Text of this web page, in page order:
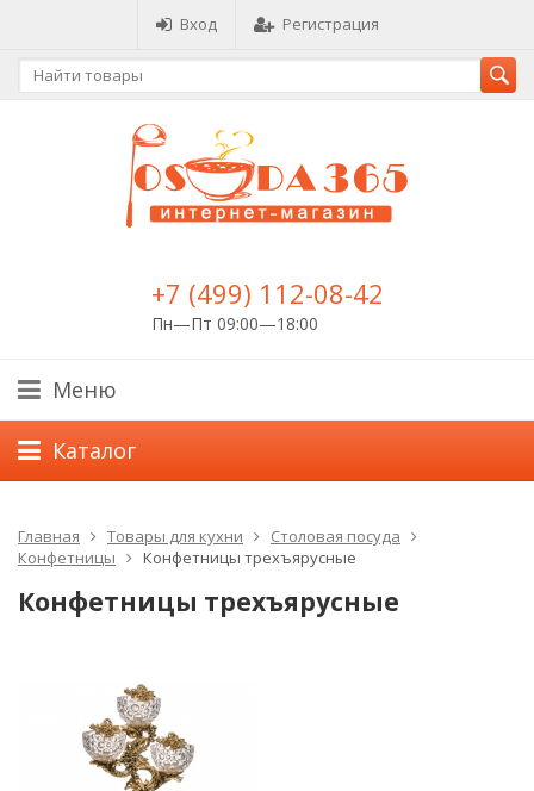
Вход Регистрация
+7 (499) 112-08-42
Пн—Пт 09:00—18:00
Меню
Каталог
Главная Товары для кухни
Столовая посуда
Конфетницы
Конфетницы трехъярусные
Конфетницы трехъярусные